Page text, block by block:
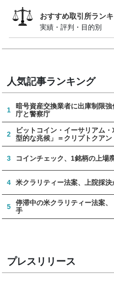
おすすめ取引所ラン
実績・評判・目的別
人気記事ランキング
1
暗号資産交換業者に出庫制限
庁と警察庁
2
ビットコイン・イーサリアム
型的な兆候」＝クリプトクアン
3 コインチェック、1銘柄の上場
4 米クラリティー法案、上院採
5
停滞中の米クラリティー法案
手
プレスリリース